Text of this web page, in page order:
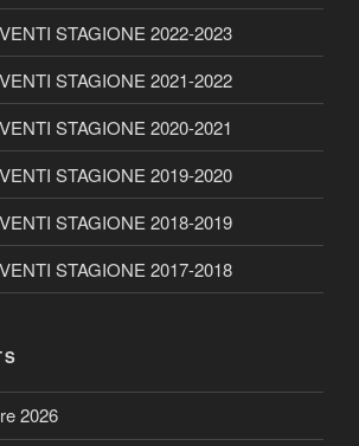
STAGIONE 2022-2023
STAGIONE 2021-2022
STAGIONE 2020-2021
STAGIONE 2019-2020
STAGIONE 2018-2019
STAGIONE 2017-2018
2026